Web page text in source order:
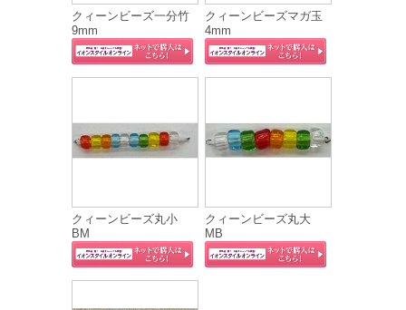
クィーンビーズ一分竹
9mm
クィーンビーズマガ玉
4mm
クィーンビーズ丸小
BM
クィーンビーズ丸大
MB